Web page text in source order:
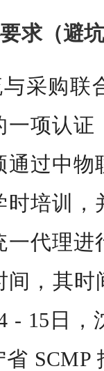
求（避
采购联
项认证
过中物
培训，
代理进
，其时
- 15日
SCMP